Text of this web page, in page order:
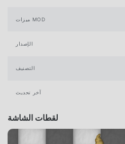
ميزات MOD
الإصدار
التصنيف
آخر تحديث
لقطات الشاشة